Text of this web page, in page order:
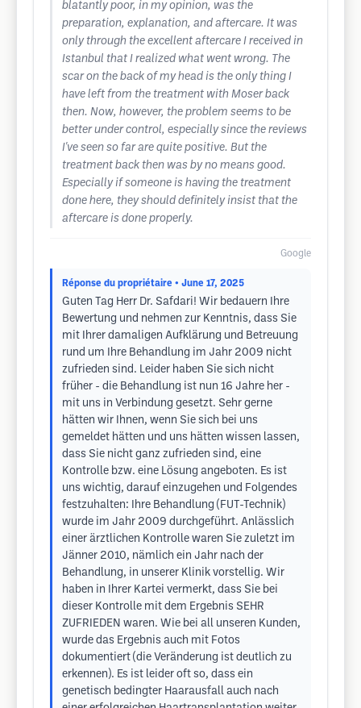
blatantly poor, in my opinion, was the
preparation, explanation, and aftercare. It was
only through the excellent aftercare I received in
Istanbul that I realized what went wrong. The
scar on the back of my head is the only thing I
have left from the treatment with Moser back
then. Now, however, the problem seems to be
better under control, especially since the reviews
I've seen so far are quite positive. But the
treatment back then was by no means good.
Especially if someone is having the treatment
done here, they should definitely insist that the
aftercare is done properly.
Google
Réponse du propriétaire • June 17, 2025
Guten Tag Herr Dr. Safdari! Wir bedauern Ihre
Bewertung und nehmen zur Kenntnis, dass Sie
mit Ihrer damaligen Aufklärung und Betreuung
rund um Ihre Behandlung im Jahr 2009 nicht
zufrieden sind. Leider haben Sie sich nicht
früher - die Behandlung ist nun 16 Jahre her -
mit uns in Verbindung gesetzt. Sehr gerne
hätten wir Ihnen, wenn Sie sich bei uns
gemeldet hätten und uns hätten wissen lassen,
dass Sie nicht ganz zufrieden sind, eine
Kontrolle bzw. eine Lösung angeboten. Es ist
uns wichtig, darauf einzugehen und Folgendes
festzuhalten: Ihre Behandlung (FUT-Technik)
wurde im Jahr 2009 durchgeführt. Anlässlich
einer ärztlichen Kontrolle waren Sie zuletzt im
Jänner 2010, nämlich ein Jahr nach der
Behandlung, in unserer Klinik vorstellig. Wir
haben in Ihrer Kartei vermerkt, dass Sie bei
dieser Kontrolle mit dem Ergebnis SEHR
ZUFRIEDEN waren. Wie bei all unseren Kunden,
wurde das Ergebnis auch mit Fotos
dokumentiert (die Veränderung ist deutlich zu
erkennen). Es ist leider oft so, dass ein
genetisch bedingter Haarausfall auch nach